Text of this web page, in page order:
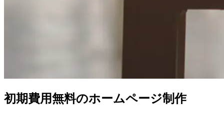
初期費用無料のホームページ制作